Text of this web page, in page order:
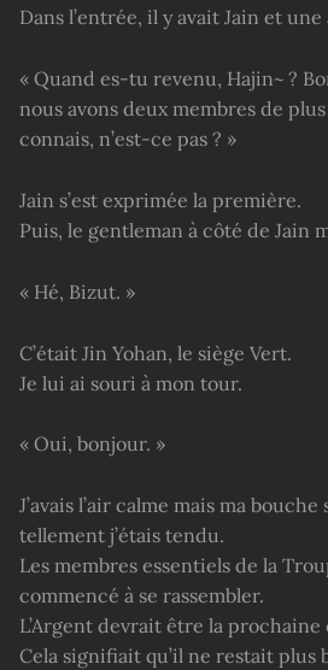
Dans l’entrée, il y avait Jain et
« Quand es-tu revenu, Hajin~ ?
nous avons deux membres de
connais, n’est-ce pas ? »
Jain s’est exprimée la première.
Puis, le gentleman à côté de Jain
« Hé, Bizut. »
C’était Jin Yohan, le siège Vert.
Je lui ai souri à mon tour.
« Oui, bonjour. »
J’avais l’air calme mais ma bouche
tellement j’étais tendu.
Les membres essentiels de la
commencé à se rassembler.
L’Argent devrait être la
Cela signifiait qu’il ne restait plus